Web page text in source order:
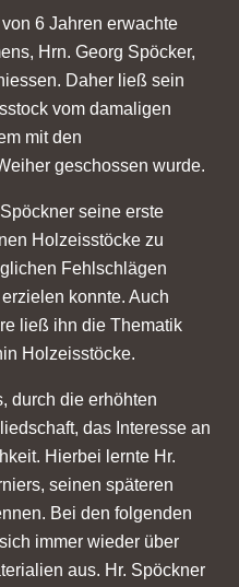
6 Jahren erwachte
Hrn. Georg Spöcker,
Daher ließ sein
vom damaligen
mit den
geschossen wurde.
seine erste
Holzeisstöcke zu
Fehlschlägen
konnte. Auch
ließ ihn die Thematik
Holzeisstöcke.
durch die erhöhten
das Interesse an
Hierbei lernte Hr.
seinen späteren
Bei den folgenden
immer wieder über
aus. Hr. Spöckner